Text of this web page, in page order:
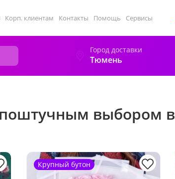
Корп. клиентам Контакты Помощь Сервисы
Город доставки
Тюмень
поштучным выбором в
Крупный бутон